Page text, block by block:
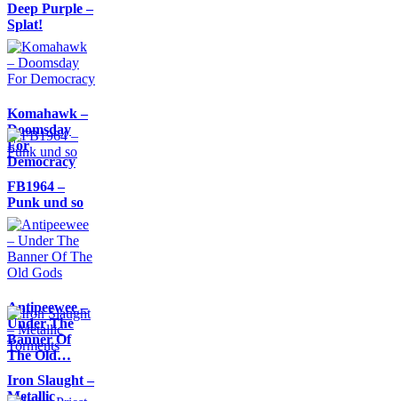
Deep Purple –
Splat!
Komahawk –
Doomsday
For
Democracy
FB1964 –
Punk und so
Antipeewee –
Under The
Banner Of
The Old…
Iron Slaught –
Metallic